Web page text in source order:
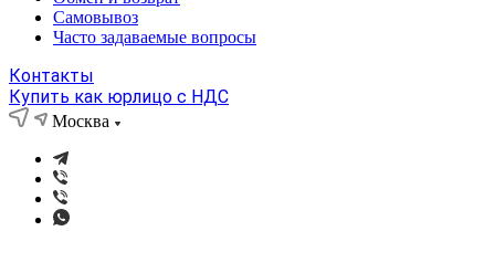
Самовывоз
Часто задаваемые вопросы
Контакты
Купить как юрлицо с НДС
Москва